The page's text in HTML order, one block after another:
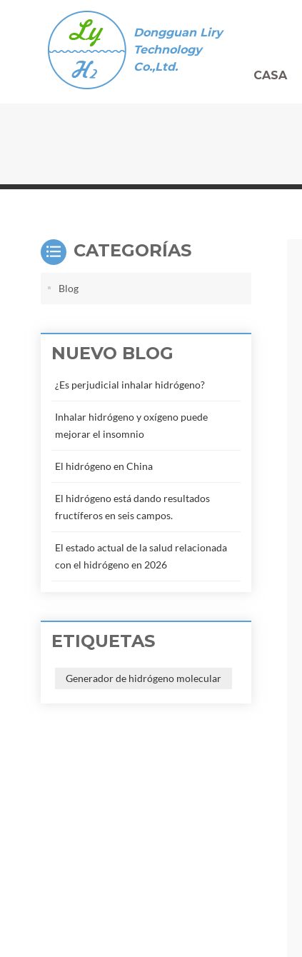
Dongguan Liry
Technology
Co.,Ltd.
CASA
CATEGORÍAS
Blog
NUEVO BLOG
¿Es perjudicial inhalar hidrógeno?
Inhalar hidrógeno y oxígeno puede
mejorar el insomnio
El hidrógeno en China
El hidrógeno está dando resultados
fructíferos en seis campos.
El estado actual de la salud relacionada
con el hidrógeno en 2026
ETIQUETAS
Generador de hidrógeno molecular